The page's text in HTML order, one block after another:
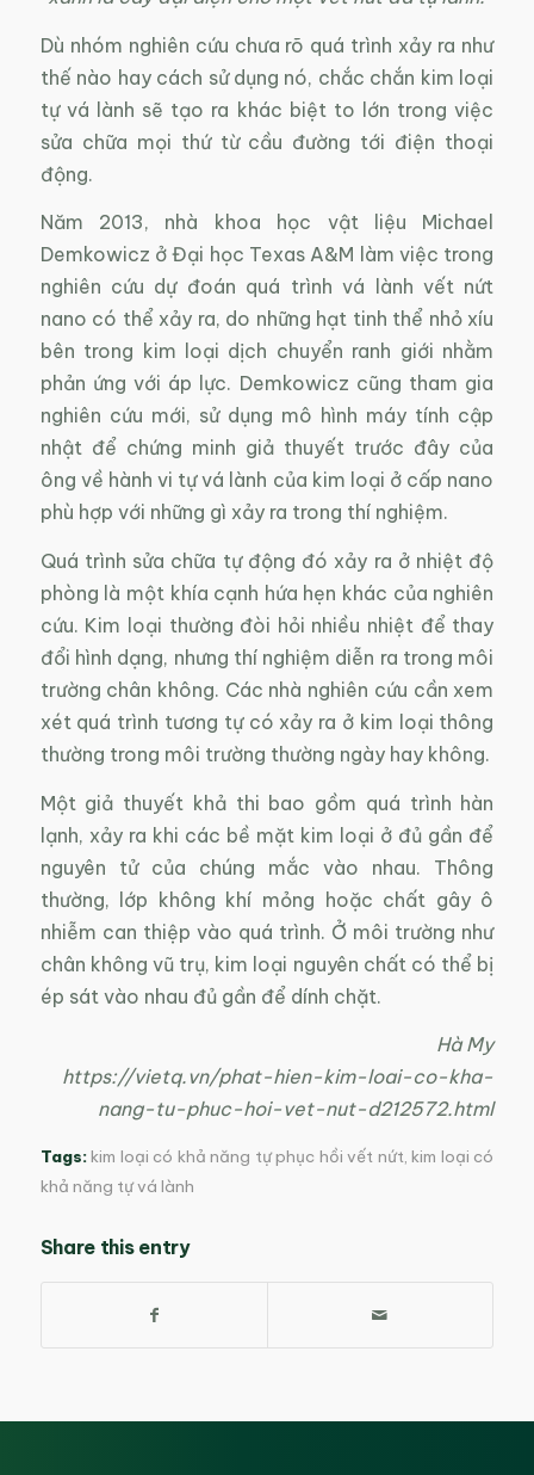
Dù nhóm nghiên cứu chưa rõ quá trình xảy ra như
thế nào hay cách sử dụng nó, chắc chắn kim loại
tự vá lành sẽ tạo ra khác biệt to lớn trong việc
sửa chữa mọi thứ từ cầu đường tới điện thoại
động.
Năm 2013, nhà khoa học vật liệu Michael
Demkowicz ở Đại học Texas A&M làm việc trong
nghiên cứu dự đoán quá trình vá lành vết nứt
nano có thể xảy ra, do những hạt tinh thể nhỏ xíu
bên trong kim loại dịch chuyển ranh giới nhằm
phản ứng với áp lực. Demkowicz cũng tham gia
nghiên cứu mới, sử dụng mô hình máy tính cập
nhật để chứng minh giả thuyết trước đây của
ông về hành vi tự vá lành của kim loại ở cấp nano
phù hợp với những gì xảy ra trong thí nghiệm.
Quá trình sửa chữa tự động đó xảy ra ở nhiệt độ
phòng là một khía cạnh hứa hẹn khác của nghiên
cứu. Kim loại thường đòi hỏi nhiều nhiệt để thay
đổi hình dạng, nhưng thí nghiệm diễn ra trong môi
trường chân không. Các nhà nghiên cứu cần xem
xét quá trình tương tự có xảy ra ở kim loại thông
thường trong môi trường thường ngày hay không.
Một giả thuyết khả thi bao gồm quá trình hàn
lạnh, xảy ra khi các bề mặt kim loại ở đủ gần để
nguyên tử của chúng mắc vào nhau. Thông
thường, lớp không khí mỏng hoặc chất gây ô
nhiễm can thiệp vào quá trình. Ở môi trường như
chân không vũ trụ, kim loại nguyên chất có thể bị
ép sát vào nhau đủ gần để dính chặt.
Hà My
https://vietq.vn/phat-hien-kim-loai-co-kha-
nang-tu-phuc-hoi-vet-nut-d212572.html
Tags: kim loại có khả năng tự phục hồi vết nứt,kim loại có
khả năng tự vá lành
Share this entry